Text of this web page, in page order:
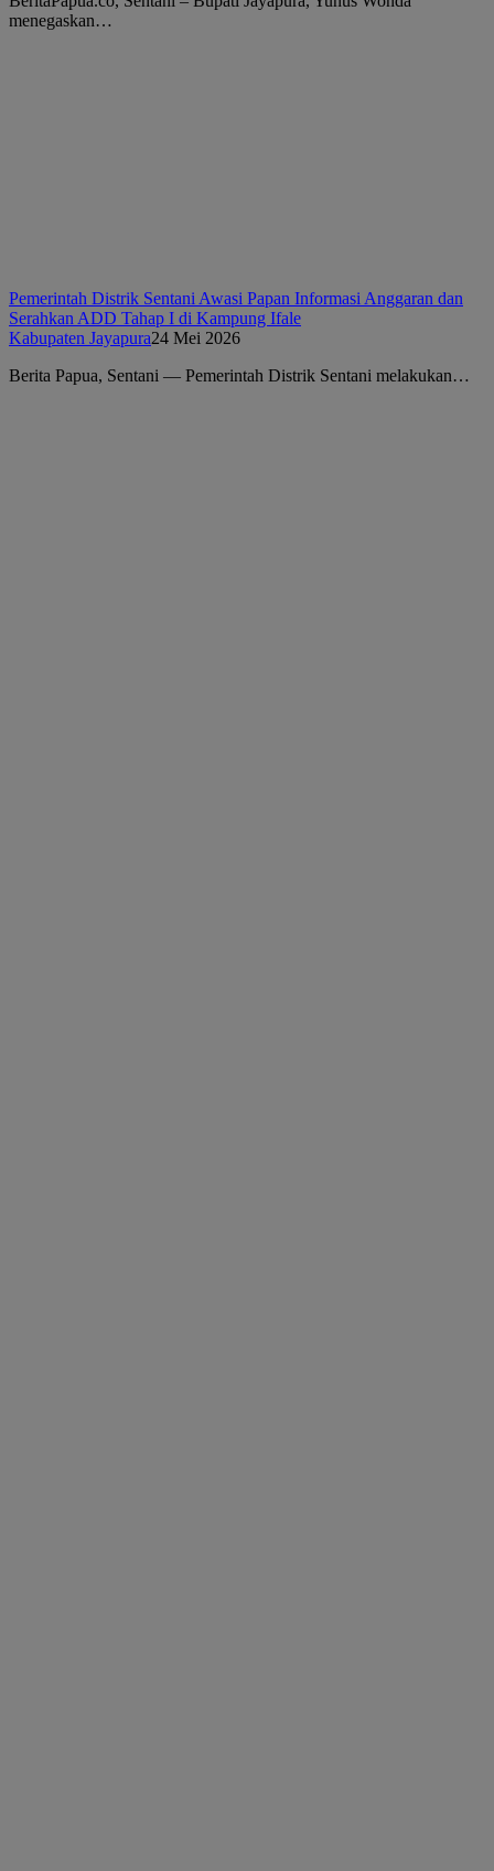
menegaskan…
Pemerintah Distrik Sentani Awasi Papan Informasi Anggaran dan
Serahkan ADD Tahap I di Kampung Ifale
Kabupaten Jayapura24 Mei 2026
Berita Papua, Sentani — Pemerintah Distrik Sentani melakukan…